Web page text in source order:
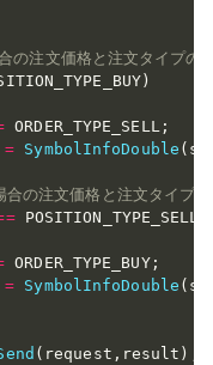
の注文価格と注文タイプの
)
ORDER_TYPE_SELL ;
= SymbolInfoDouble (
の注文価格と注文タイプ
POSITION_TYPE_SELL
ORDER_TYPE_BUY;
= SymbolInfoDouble (
( request , result )